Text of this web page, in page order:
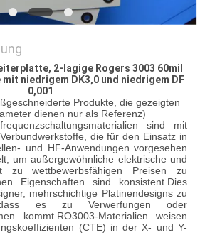
2-lagige Rogers 3003 60mil
niedrigem DK3,0 und niedrigem DF
0,001
Produkte, die gezeigten
dienen nur als Referenz)
sind mit
die für den Einsatz in
und HF-Anwendungen vorgesehen
um außergewöhnliche elektrische und
zu wettbewerbsfähigen Preisen zu
Eigenschaften sind konsistent.Dies
mehrschichtige Platinendesigns zu
es zu Verwerfungen oder
kommt.RO3003-Materialien weisen
(CTE) in der X- und Y-